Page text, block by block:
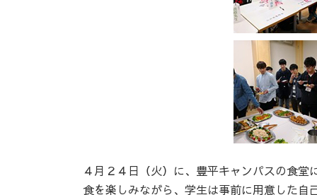
４月２４日（火）に、豊平キャンパスの食
食を楽しみながら、学生は事前に用意した